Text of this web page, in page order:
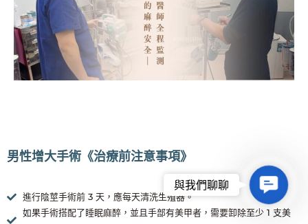
男性增大手術《治療前注意事項》
進行陰莖手術前 3 天，應每天清洗生殖器。
如果手術搭配了睡眠麻醉，並且手部有美甲者，需要卸除至少 1 支美
Contact
Us
與我們聊聊